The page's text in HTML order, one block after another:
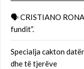
🗣 CRISTIANO
fundit”.
Specialja cakton
dhe të tjerëve